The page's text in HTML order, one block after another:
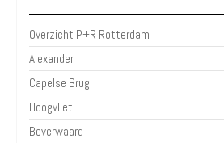
Overzicht P+R Rotterdam
Alexander
Capelse Brug
Hoogvliet
Beverwaard